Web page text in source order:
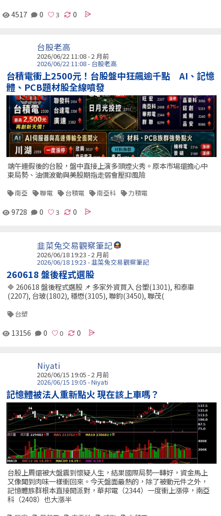
4517 0 0
台股老高
2026/06/22 11:08 - 2 月前
2026/06/22 11:08 - 台股老高
台積電衝上2500元！台股盤中狂飆逾千點 AI、記憶
體、PCB題材股全線噴發
端午連假後的台股，盤中直接上演多頭煙火秀。原本市場還擔心中
東局勢、油價波動與美股期指走弱會壓抑風險
南亞 聯電 台積電 南亞科 力積電
9728 0 0
韭菜兔交易觀察筆記
2026/06/18 19:23 - 2 月前
2026/06/18 19:23 - 韭菜兔交易觀察筆記
260618 盤後程式選股
🔷 260618 盤後程式選股 📌 多家外資買入 台塑(1301), 和泰車
(2207), 台玻(1802), 穩懋(3105), 聯鈞(3450), 聯茂(
台塑
13156 0 0
Niyati
2026/06/15 19:05 - 2 月前
2026/06/15 19:05 - Niyati
記憶體被法人重新點火 現在該上車嗎？
台股上周還被大盤震到懷疑人生，結果國際局勢一轉好，資金馬上
又像聞到肉味一樣衝回來。今天盤面最熱的，除了被動元件之外，
記憶體族群根本直接開派對，華邦電（2344）一度衝上漲停，南亞
科（2408）也大漲半